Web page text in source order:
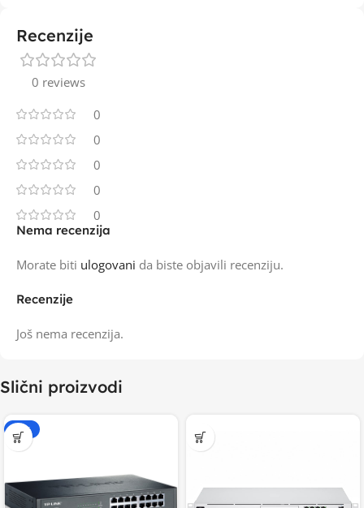
Recenzije
0 reviews
0
0
0
0
0
Recenzije
Još nema recenzija.
Nema recenzija
Morate biti ulogovani da biste objavili recenziju.
Slični proizvodi
-20%